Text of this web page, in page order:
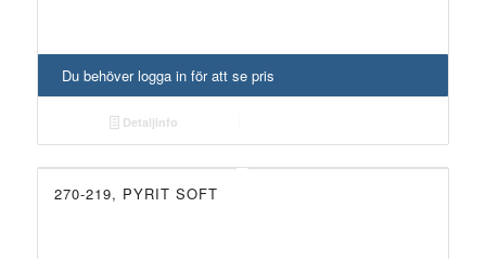
Du behöver logga in för att se pris
Detaljinfo
270-219, PYRIT SOFT